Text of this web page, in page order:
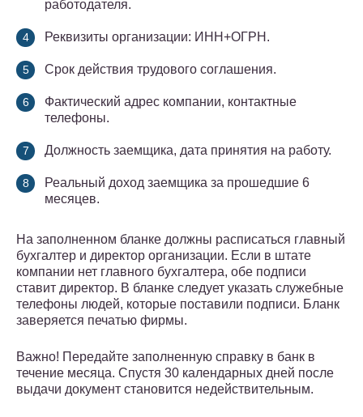
работодателя.
Реквизиты организации: ИНН+ОГРН.
Срок действия трудового соглашения.
Фактический адрес компании, контактные
телефоны.
Должность заемщика, дата принятия на работу.
Реальный доход заемщика за прошедшие 6
месяцев.
На заполненном бланке должны расписаться главный
бухгалтер и директор организации. Если в штате
компании нет главного бухгалтера, обе подписи
ставит директор. В бланке следует указать служебные
телефоны людей, которые поставили подписи. Бланк
заверяется печатью фирмы.
Важно! Передайте заполненную справку в банк в
течение месяца. Спустя 30 календарных дней после
выдачи документ становится недействительным.